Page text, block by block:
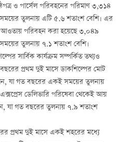
ও পার্সেল পরিবহনের পরিমাণ ৩,৩১৪
তুলনায় এটি ৫.৬ শতাংশ বেশি। এর
আওতায় পরিবহন করা হয়েছে ৩,০৪৯
তুলনায় ৭.১ শতাংশ বেশি।
সার্বিক কার্যক্রম সম্পর্কিত তথ্যও
প্রথম দুই মাসে ডাকশিল্পের মোট
যা গত বছরের একই সময়ের তুলনায়
ডেলিভারি পরিষেবা থেকেই আয়
যা গত বছরের তুলনায় ৭.৯ শতাংশ
প্রথম দুই মাসে একই শহরের মধ্যে